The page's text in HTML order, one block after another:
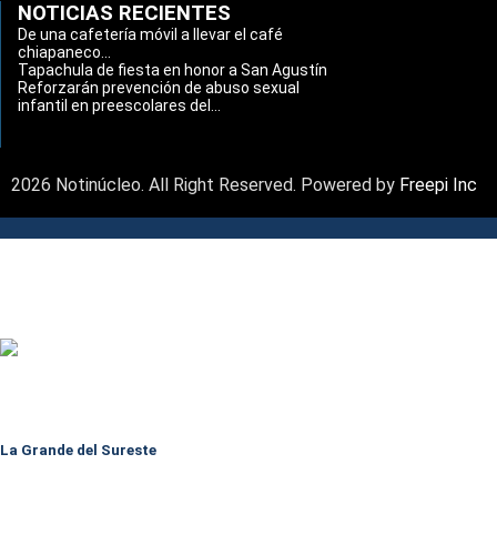
NOTICIAS RECIENTES
De una cafetería móvil a llevar el café
chiapaneco...
Tapachula de fiesta en honor a San Agustín
Reforzarán prevención de abuso sexual
infantil en preescolares del...
2026 Notinúcleo. All Right Reserved. Powered by Freepi Inc
La Grande del Sureste